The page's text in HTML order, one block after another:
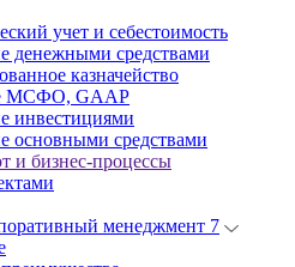
учет и себестоимость
денежными средствами
казначейство
МСФО, GAAP
инвестициями
основными средствами
и бизнес-процессы
менеджмент 7